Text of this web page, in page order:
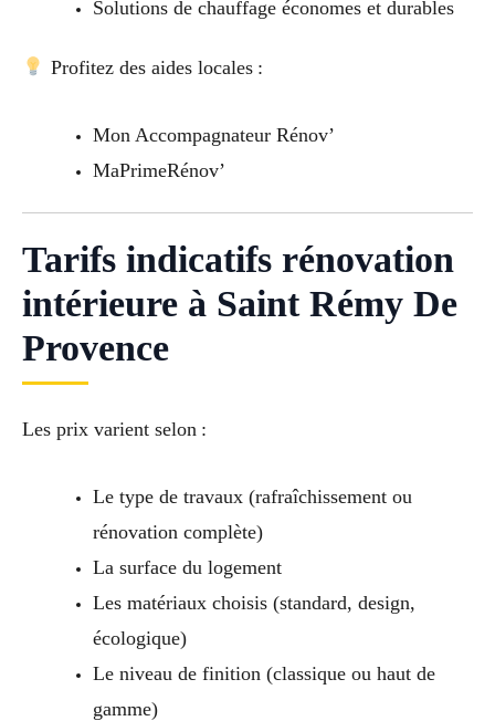
Solutions de chauffage économes et durables
Profitez des aides locales :
Mon Accompagnateur Rénov’
MaPrimeRénov’
Tarifs indicatifs rénovation
intérieure à Saint Rémy De
Provence
Les prix varient selon :
Le type de travaux (rafraîchissement ou
rénovation complète)
La surface du logement
Les matériaux choisis (standard, design,
écologique)
Le niveau de finition (classique ou haut de
gamme)